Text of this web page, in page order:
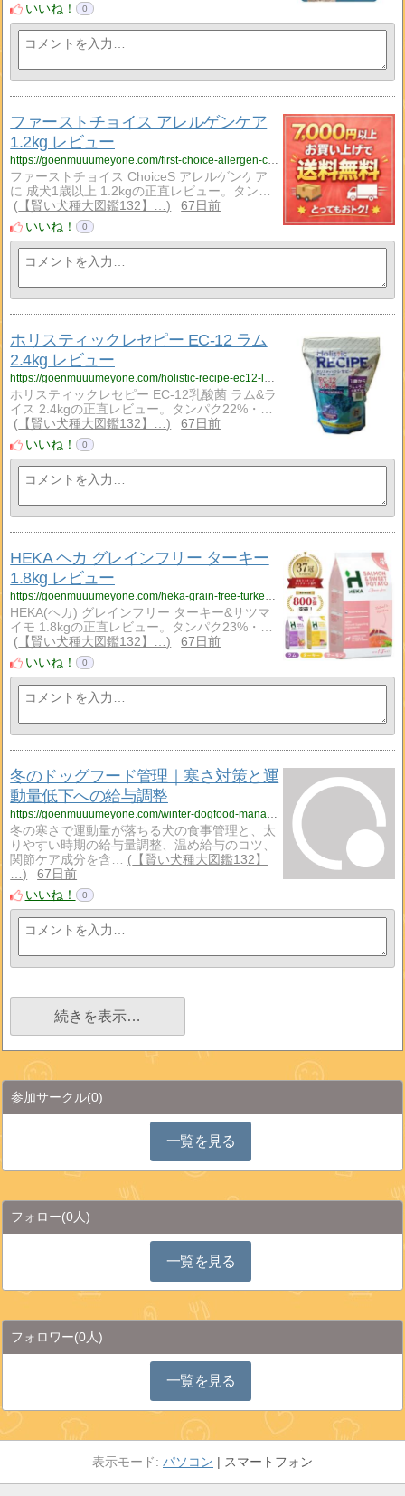
いいね！
0
ファーストチョイス アレルゲンケア
1.2kg レビュー
https://goenmuuumeyone.com/first-choice-allergen-care-adult-12kg-review/
ファーストチョイス ChoiceS アレルゲンケア
に 成犬1歳以上 1.2kgの正直レビュー。タン…
【賢い犬種大図鑑132】…
67日前
いいね！
0
ホリスティックレセピー EC-12 ラム
2.4kg レビュー
https://goenmuuumeyone.com/holistic-recipe-ec12-lamb-rice-24kg-review/
ホリスティックレセピー EC-12乳酸菌 ラム&ラ
イス 2.4kgの正直レビュー。タンパク22%・…
【賢い犬種大図鑑132】…
67日前
いいね！
0
HEKA ヘカ グレインフリー ターキー
1.8kg レビュー
https://goenmuuumeyone.com/heka-grain-free-turkey-18kg-review/
HEKA(ヘカ) グレインフリー ターキー&サツマ
イモ 1.8kgの正直レビュー。タンパク23%・…
【賢い犬種大図鑑132】…
67日前
いいね！
0
冬のドッグフード管理｜寒さ対策と運
動量低下への給与調整
https://goenmuuumeyone.com/winter-dogfood-management-cold-guide/
冬の寒さで運動量が落ちる犬の食事管理と、太
りやすい時期の給与量調整、温め給与のコツ、
関節ケア成分を含…
【賢い犬種大図鑑132】
…
67日前
いいね！
0
続きを表示…
参加サークル(0)
一覧を見る
フォロー(0人)
一覧を見る
フォロワー(0人)
一覧を見る
パソコン スマートフォン